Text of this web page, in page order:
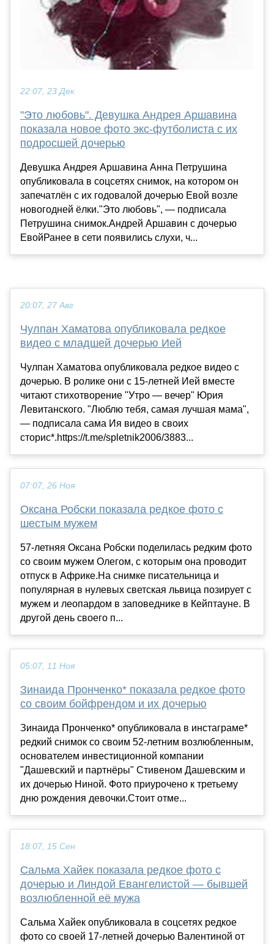
22:07, 23 Дек
"Это любовь". Девушка Андрея Аршавина
показала новое фото экс-футболиста с их
подросшей дочерью
Девушка Андрея Аршавина Анна Петрушина
опубликовала в соцсетях снимок, на котором он
запечатлён с их годовалой дочерью Евой возле
новогодней ёлки."Это любовь", — подписала
Петрушина снимок.Андрей Аршавин с дочерью
ЕвойРанее в сети появились слухи, ч...
20:07, 27 Авг
Чулпан Хаматова опубликовала редкое
видео с младшей дочерью Ией
Чулпан Хаматова опубликовала редкое видео с
дочерью. В ролике они с 15-летней Ией вместе
читают стихотворение "Утро — вечер" Юрия
Левитанского. "Люблю тебя, самая лучшая мама",
— подписала сама Ия видео в своих
сторис*.https://t.me/spletnik2006/3883...
07:07, 26 Ноя
Оксана Робски показала редкое фото с
шестым мужем
57-летняя Оксана Робски поделилась редким фото
со своим мужем Олегом, с которым она проводит
отпуск в Африке.На снимке писательница и
популярная в нулевых светская львица позирует с
мужем и леопардом в заповеднике в Кейптауне. В
другой день своего п...
05:07, 11 Ноя
Зинаида Пронченко* показала редкое фото
со своим бойфрендом и их дочерью
Зинаида Пронченко* опубликовала в инстаграме*
редкий снимок со своим 52-летним возлюбленным,
основателем инвестиционной компании
"Дашевский и партнёры" Стивеном Дашевским и
их дочерью Ниной. Фото приурочено к третьему
дню рождения девочки.Стоит отме...
18:07, 15 Сен
Сальма Хайек показала редкое фото с
дочерью и Линдой Евангелистой — бывшей
возлюбленной её мужа
Сальма Хайек опубликовала в соцсетях редкое
фото со своей 17-летней дочерью Валентиной от